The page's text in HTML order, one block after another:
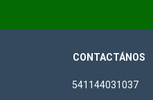
CONTACTÁNOS
541144031037